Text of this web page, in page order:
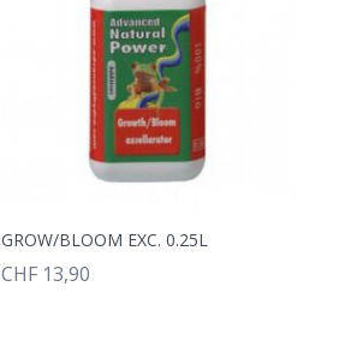
GROW/BLOOM EXC. 0.25L
CHF 13,90